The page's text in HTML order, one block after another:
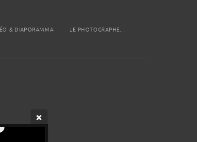
& DIAPORAMMA LE PHOTOGRAPHE...